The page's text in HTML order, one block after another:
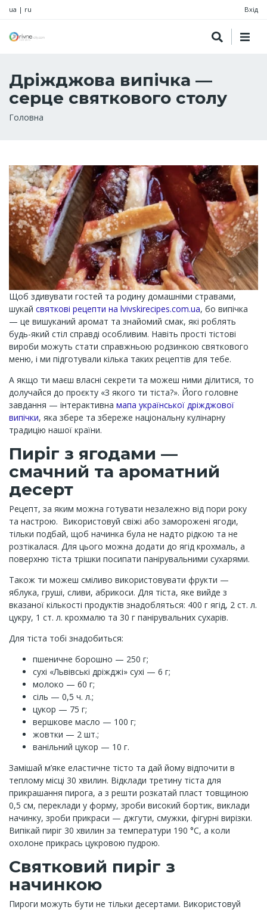
ua | ru Вхід
Дріжджова випічка —
серце святкового столу
Рядок
Головна
Щоб здивувати гостей та родину домашніми стравами,
шукай святкові рецепти на lvivskirecipes.com.ua, бо випічка
— це вишуканий аромат та знайомий смак, які роблять
будь-який стіл справді особливим. Навіть прості тістові
вироби можуть стати справжньою родзинкою святкового
меню, і ми підготували кілька таких рецептів для тебе.
А якщо ти маєш власні секрети та можеш ними ділитися, то
долучайся до проєкту «З якого ти тіста?». Його головне
завдання — інтерактивна мапа української дріжджової
випічки, яка збере та збереже національну кулінарну
традицію нашої країни.
Пиріг з ягодами —
смачний та ароматний
десерт
Рецепт, за яким можна готувати незалежно від пори року
та настрою. Використовуй свіжі або заморожені ягоди,
тільки подбай, щоб начинка була не надто рідкою та не
розтікалася. Для цього можна додати до ягід крохмаль, а
поверхню тіста трішки посипати панірувальними сухарями.
Також ти можеш сміливо використовувати фрукти —
яблука, груші, сливи, абрикоси. Для тіста, яке вийде з
вказаної кількості продуктів знадобляться: 400 г ягід, 2 ст. л.
цукру, 1 ст. л. крохмалю та 30 г панірувальних сухарів.
Для тіста тобі знадобиться:
пшеничне борошно — 250 г;
сухі «Львівські дріжджі» сухі — 6 г;
молоко — 60 г;
сіль — 0,5 ч. л.;
цукор — 75 г;
вершкове масло — 100 г;
жовтки — 2 шт.;
ванільний цукор — 10 г.
Замішай м’яке еластичне тісто та дай йому відпочити в
теплому місці 30 хвилин. Відклади третину тіста для
прикрашання пирога, а з решти розкатай пласт товщиною
0,5 см, переклади у форму, зроби високий бортик, виклади
начинку, зроби прикраси — джгути, смужки, фігурні вирізки.
Випікай пиріг 30 хвилин за температури 190 °C, а коли
охолоне прикрась цукровою пудрою.
Святковий пиріг з
начинкою
Пироги можуть бути не тільки десертами. Використовуй